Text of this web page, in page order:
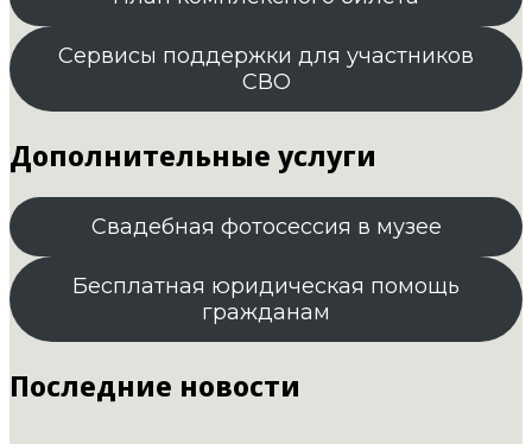
Сервисы поддержки для участников
СВО
Дополнительные услуги
Свадебная фотосессия в музее
Бесплатная юридическая помощь
гражданам
Последние новости